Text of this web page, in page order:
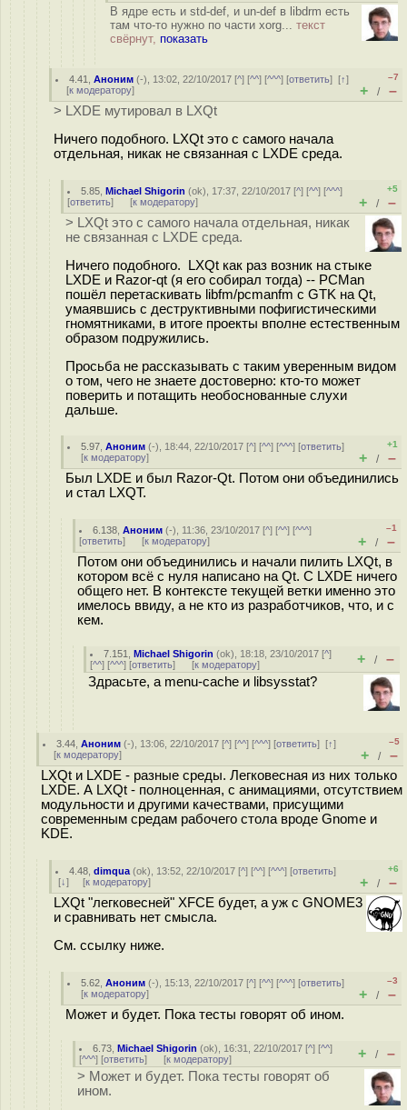
В ядре есть и std-def, и un-def в libdrm есть
там что-то нужно по части xorg... текст
свёрнут, показать
4.41 ,Аноним (-), 13:02, 22/10/2017 [^] [^^] [^^^] [ответить][↑]
[к модератору]
–7
+ / –
> LXDE мутировал в LXQt
Ничего подобного. LXQt это с самого начала
отдельная, никак не связанная с LXDE среда.
5.85 ,Michael Shigorin (ok), 17:37, 22/10/2017 [^] [^^] [^^^]
[ответить] [к модератору]
+5
+ / –
> LXQt это с самого начала отдельная, никак
не связанная с LXDE среда.
Ничего подобного. LXQt как раз возник на стыке
LXDE и Razor-qt (я его собирал тогда) -- PCMan
пошёл перетаскивать libfm/pcmanfm с GTK на Qt,
умаявшись с деструктивными пофигистическими
гномятниками, в итоге проекты вполне естественным
образом подружились.
Просьба не рассказывать с таким уверенным видом
о том, чего не знаете достоверно: кто-то может
поверить и потащить необоснованные слухи
дальше.
5.97 ,Аноним (-), 18:44, 22/10/2017 [^] [^^] [^^^] [ответить]
[к модератору]
+1
+ / –
Был LXDE и был Razor-Qt. Потом они объединились
и стал LXQT.
6.138 ,Аноним (-), 11:36, 23/10/2017 [^] [^^] [^^^]
[ответить] [к модератору]
–1
+ / –
Потом они объединились и начали пилить LXQt, в
котором всё с нуля написано на Qt. С LXDE ничего
общего нет. В контексте текущей ветки именно это
имелось ввиду, а не кто из разработчиков, что, и с
кем.
7.151 ,Michael Shigorin (ok), 18:18, 23/10/2017 [^]
[^^] [^^^] [ответить] [к модератору] + / –
Здрасьте, а menu-cache и libsysstat?
3.44 ,Аноним (-), 13:06, 22/10/2017 [^] [^^] [^^^] [ответить][↑]
[к модератору]
–5
+ / –
LXQt и LXDE - разные среды. Легковесная из них только
LXDE. А LXQt - полноценная, с анимациями, отсутствием
модульности и другими качествами, присущими
современным средам рабочего стола вроде Gnome и
KDE.
4.48 ,dimqua (ok), 13:52, 22/10/2017 [^] [^^] [^^^] [ответить]
[↓] [к модератору]
+6
+ / –
LXQt "легковесней" XFCE будет, а уж с GNOME3
и сравнивать нет смысла.
См. ссылку ниже.
5.62 ,Аноним (-), 15:13, 22/10/2017 [^] [^^] [^^^] [ответить]
[к модератору]
–3
+ / –
Может и будет. Пока тесты говорят об ином.
6.73 ,Michael Shigorin (ok), 16:31, 22/10/2017 [^] [^^]
[^^^] [ответить] [к модератору] + / –
> Может и будет. Пока тесты говорят об
ином.